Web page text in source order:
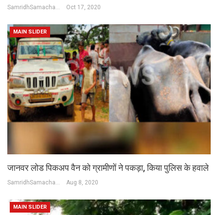
SamridhSamachar Desk Oct 17, 2020
MAIN SLIDER
जानवर लोड पिकअप वैन को ग्रामीणों ने पकड़ा, किया पुलिस के हवाले
Aug 8, 2020
MAIN SLIDER